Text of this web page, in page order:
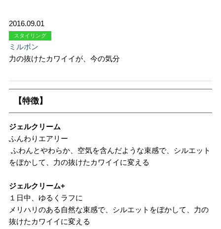
2016.09.01
スタイリング
ミルボン
力の抜けたカワイイが、今の気分
【特徴】
ジェルクリーム
ふんわりエアリー
ふわんとやわらか、空気を含んだような束感で、シルエット
をぼかして、力の抜けたカワイイに変える
ジェルクリーム+
１日中、ゆるくラフに
メリハリのある自然な束感で、シルエットをぼかして、力の
抜けたカワイイに変える